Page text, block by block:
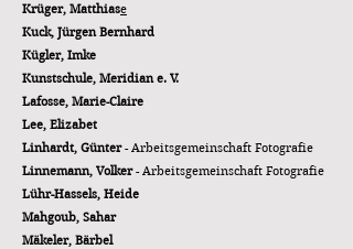
Krüger, Matthiase
Kuck, Jürgen Bernhard
Kügler, Imke
Kunstschule, Meridian e. V.
Lafosse, Marie-Claire
Lee, Elizabet
Linhardt, Günter- Arbeitsgemeinschaft Fotografie
Linnemann, Volker- Arbeitsgemeinschaft Fotografie
Lühr-Hassels, Heide
Mahgoub, Sahar
Mäkeler, Bärbel